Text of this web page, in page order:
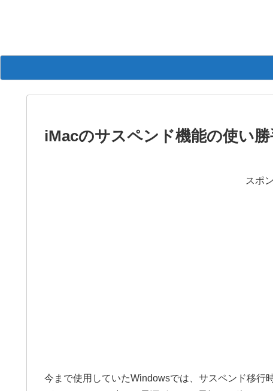
iMacのサスペンド機能の使い
スポ
今まで使用していたWindowsでは、サスペンド移行